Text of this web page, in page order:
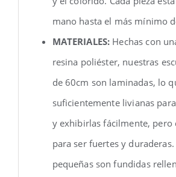
mano hasta el más mínimo
MATERIALES: Hechas con
resina poliéster, nuestras
de 60cm son laminadas, lo
suficientemente livianas
y exhibirlas fácilmente, pero
para ser fuertes y
pequeñas son fundidas